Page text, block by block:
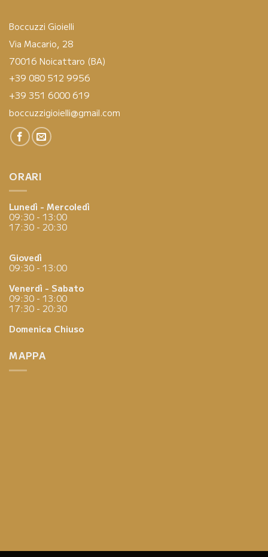
Boccuzzi Gioielli
Via Macario, 28
70016 Noicattaro (BA)
+39 080 512 9956
+39 351 6000 619
boccuzzigioielli@gmail.com
ORARI
Lunedì - Mercoledì
09:30 - 13:00
17:30 - 20:30
Giovedì
09:30 - 13:00
Venerdì - Sabato
09:30 - 13:00
17:30 - 20:30
Domenica Chiuso
MAPPA